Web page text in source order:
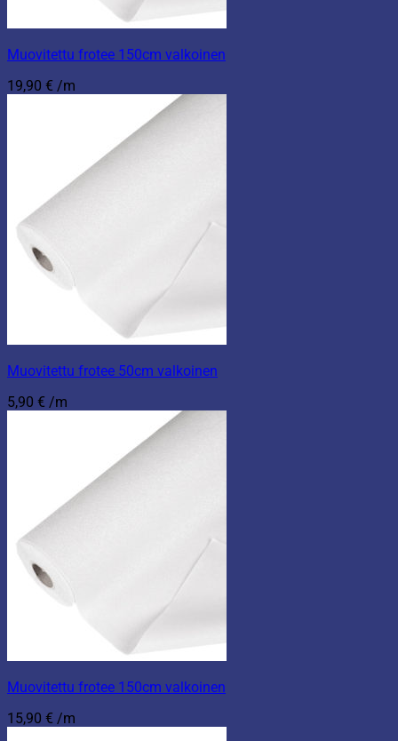
Muovitettu frotee 150cm valkoinen
19,90 € /m
Muovitettu frotee 50cm valkoinen
5,90 € /m
Muovitettu frotee 150cm valkoinen
15,90 € /m